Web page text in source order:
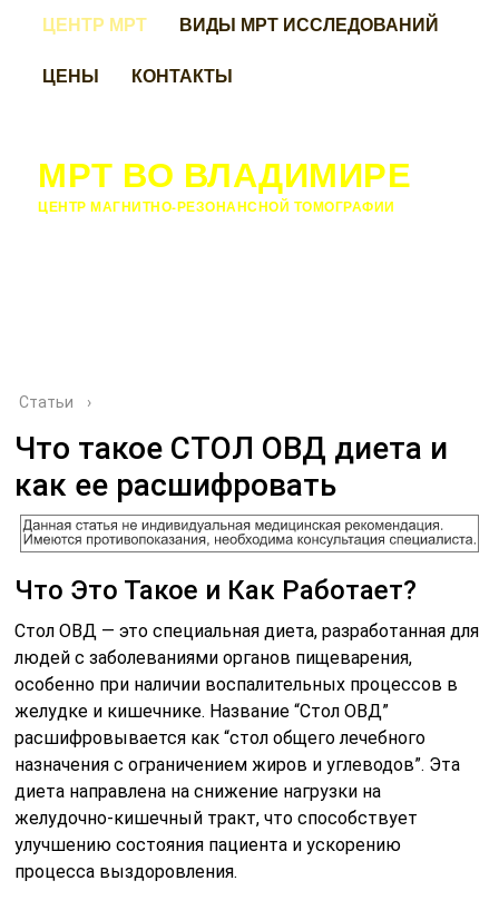
ЦЕНТР МРТ
ВИДЫ МРТ ИССЛЕДОВАНИЙ
ЦЕНЫ
КОНТАКТЫ
МРТ ВО ВЛАДИМИРЕ
ЦЕНТР МАГНИТНО-РЕЗОНАНСНОЙ ТОМОГРАФИИ
Статьи ›
Что такое СТОЛ ОВД диета и
как ее расшифровать
Что Это Такое и Как Работает?
Стол ОВД — это специальная диета, разработанная для
людей с заболеваниями органов пищеварения,
особенно при наличии воспалительных процессов в
желудке и кишечнике. Название “Стол ОВД”
расшифровывается как “стол общего лечебного
назначения с ограничением жиров и углеводов”. Эта
диета направлена на снижение нагрузки на
желудочно-кишечный тракт, что способствует
улучшению состояния пациента и ускорению
процесса выздоровления.